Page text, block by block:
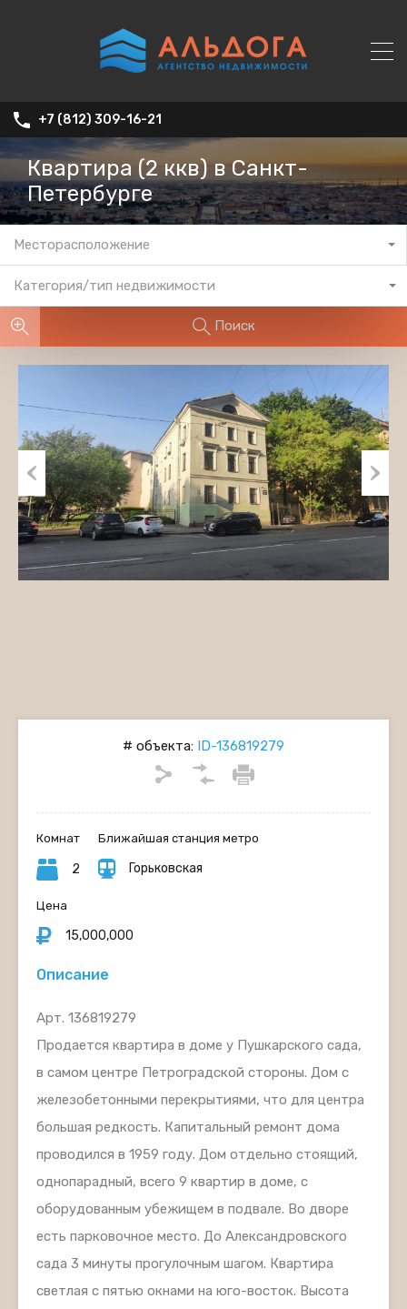
+7 (812) 309-16-21
Квартира (2 ккв) в Санкт-
Петербурге
Месторасположение
Категория/тип недвижимости
Поиск
Previous Next
# объекта: ID-136819279
Комнат
2
Ближайшая станция метро
Горьковская
Цена
15,000,000
Описание
Арт. 136819279
Продается квартира в доме у Пушкарского сада,
в самом центре Петроградской стороны. Дом с
железобетонными перекрытиями, что для центра
большая редкость. Капитальный ремонт дома
проводился в 1959 году. Дом отдельно стоящий,
однопарадный, всего 9 квартир в доме, с
оборудованным убежищем в подвале. Во дворе
есть парковочное место. До Александровского
сада 3 минуты прогулочным шагом. Квартира
светлая с пятью окнами на юго-восток. Высота